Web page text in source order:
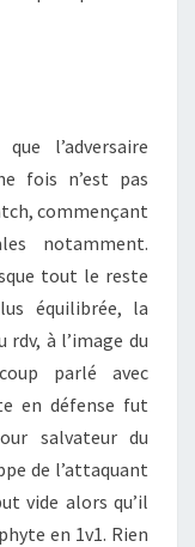
l’adversaire
fois n’est pas
commençant
notamment.
tout le reste
équilibrée, la
à l’image du
parlé avec
en défense fut
salvateur du
de l’attaquant
vide alors qu’il
en 1v1. Rien